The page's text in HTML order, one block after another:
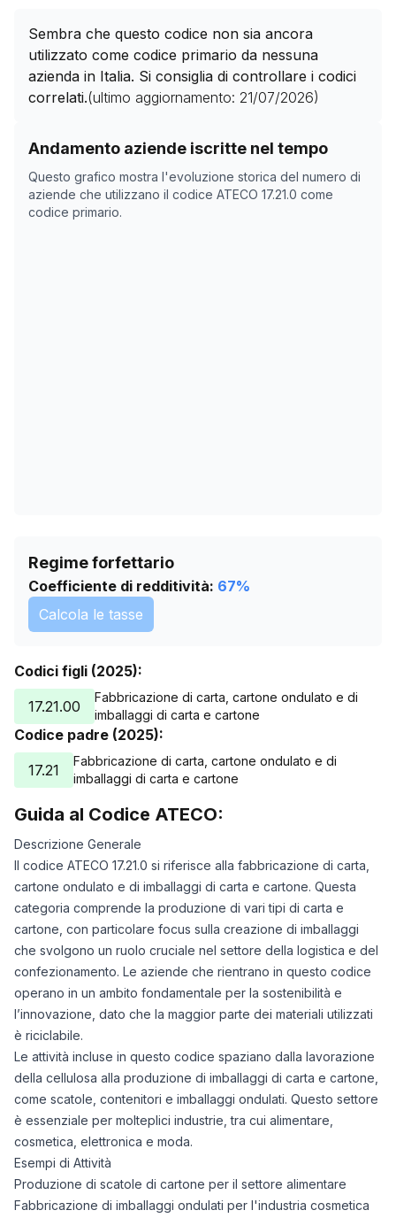
Sembra che questo codice non sia ancora
utilizzato come codice primario da nessuna
azienda in Italia. Si consiglia di controllare i codici
correlati.(ultimo aggiornamento: 21/07/2026)
Andamento aziende iscritte nel tempo
Questo grafico mostra l'evoluzione storica del numero di
aziende che utilizzano il codice ATECO 17.21.0 come
codice primario.
Storico numero di aziende con codice ATECO
Data rilevazione
07/05/2025
0
22/06/2025
Regime forfettario
Coefficiente di redditività: 67%
Calcola le tasse
Codici figli (2025):
17.21.00
Fabbricazione di carta, cartone ondulato e di
imballaggi di carta e cartone
Codice padre (2025):
17.21
Fabbricazione di carta, cartone ondulato e di
imballaggi di carta e cartone
Guida al Codice ATECO:
Descrizione Generale
Il codice ATECO 17.21.0 si riferisce alla fabbricazione di carta,
cartone ondulato e di imballaggi di carta e cartone. Questa
categoria comprende la produzione di vari tipi di carta e
cartone, con particolare focus sulla creazione di imballaggi
che svolgono un ruolo cruciale nel settore della logistica e del
confezionamento. Le aziende che rientrano in questo codice
operano in un ambito fondamentale per la sostenibilità e
l’innovazione, dato che la maggior parte dei materiali utilizzati
è riciclabile.
Le attività incluse in questo codice spaziano dalla lavorazione
della cellulosa alla produzione di imballaggi di carta e cartone,
come scatole, contenitori e imballaggi ondulati. Questo settore
è essenziale per molteplici industrie, tra cui alimentare,
cosmetica, elettronica e moda.
Esempi di Attività
Produzione di scatole di cartone per il settore alimentare
Fabbricazione di imballaggi ondulati per l'industria cosmetica